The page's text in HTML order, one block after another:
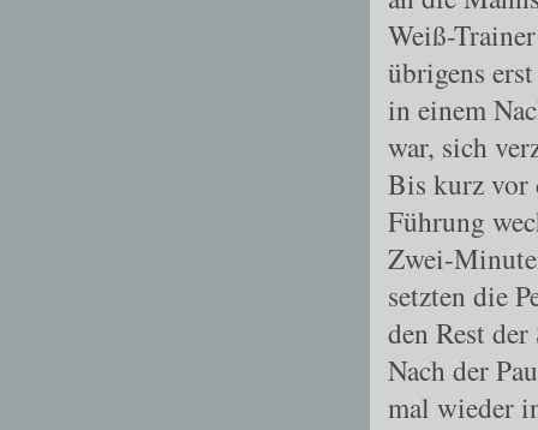
Weiß-
übrigens
in einem
war, sich
Bis kurz vor
Führung
Zwei-
setzten die
den Rest
Nach der
mal wieder